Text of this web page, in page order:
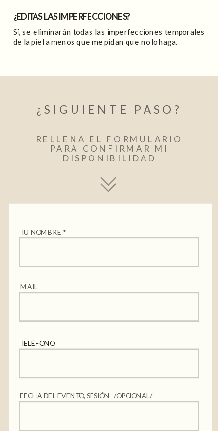
¿EDITAS LAS IMPERFECCIONES?
Sí, se eliminarán todas las imperfecciones temporales
de la piel a menos que me pidan que no lo haga.
FECHA DEL EVENTO, SESIÓN /OPCIONAL/
TELÉFONO
TU NOMBRE *
MAIL
RELLENA EL FORMULARIO
PARA CONFIRMAR MI
DISPONIBILIDAD
¿SIGUIENTE PASO?